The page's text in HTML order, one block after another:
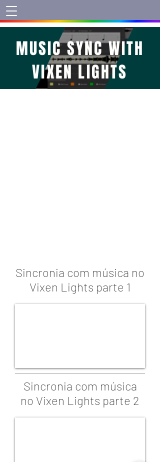
MUSIC SYNC WITH
VIXEN LIGHTS
Sincronia com música no
Vixen Lights parte 1
Sincronia com música
no Vixen Lights parte 2